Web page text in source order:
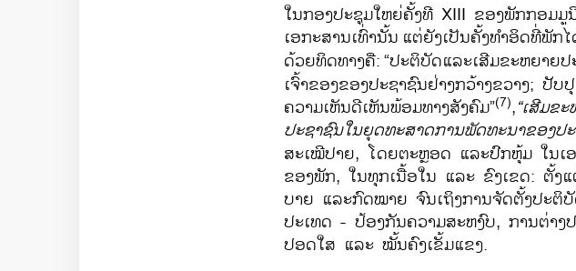
ໃນ​ກອງ​ປະຊຸມ​ໃຫຍ່​ຄັ້ງ​ທີ XIII ຂອງ​ພັກ​ກອມ​ມູ
ເອກະສານ​ເທົ່ານັ້ນ ແຕ່ຍັງເປັນ​ຄັ້ງ​ທຳ​ອິດ​ທີ່​ພັກ​
ດ້ວຍ​ທິດ​ທາງຄື:“ປະຕິບັດ​ແລະເສີມຂະຫຍາຍ​
ເຈົ້າຂອງຂອງປະຊາຊົນຢ່າງ​ກວ້າງ​ຂວາງ; ປັ
ຄວາມ​ເຫັນ​ດີ​ເຫັນ​ພ້ອມທາງ​ສັງຄົມ”(7),“​ເສີມ​ຂ
ປະຊາຊົນ​ໃນ​ຍຸດ​ທະ​ສາດ​ການພັດທະນາ​ຂອງ​ປ
ສະເໝີປາຍ, ​ໂດຍ​ຕະຫຼອດ ​ແລະປົກຫຸ້ມ​ ໃນ​ເ
ຂອງ​ພັກ, ​ໃນ​ທຸກ​ເນື້ອ​ໃນ ​ແລະ ຂົງ​ເຂດ: ຕັ້ງ
ບາຍ ​ແລະກົດໝາຍ ​ຈົນເຖິງ​ການຈັດ​ຕັ້ງ​ປະຕິ
ປະ​ເທດ - ປ້ອງ​ກັນ​ຄວາມ​ສະຫງົບ, ການ​ຕ່າງ
ປອດ​ໃສ ​ແລະ ໝັ້ນຄົງເຂັ້ມແຂງ.